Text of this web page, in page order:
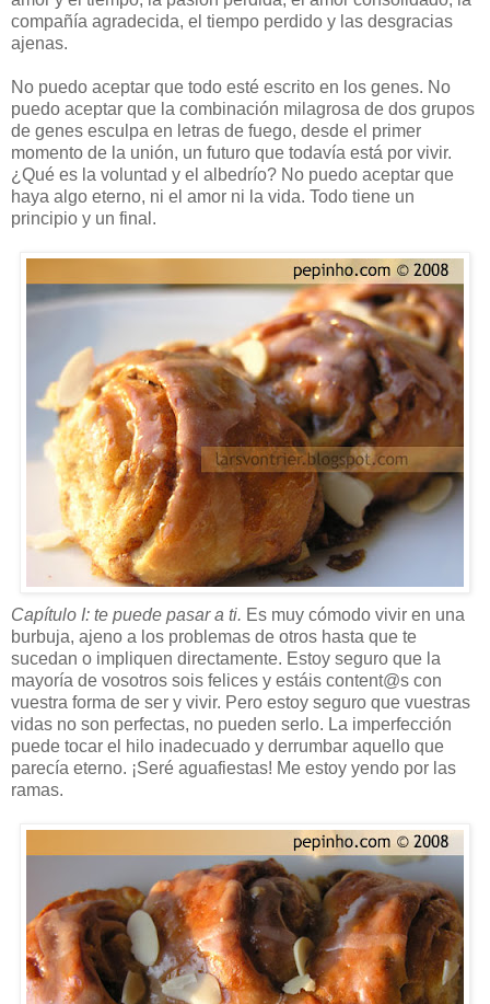
compañía agradecida, el tiempo perdido y las desgracias
ajenas.
No puedo aceptar que todo esté escrito en los genes. No
puedo aceptar que la combinación milagrosa de dos grupos
de genes esculpa en letras de fuego, desde el primer
momento de la unión, un futuro que todavía está por vivir.
¿Qué es la voluntad y el albedrío? No puedo aceptar que
haya algo eterno, ni el amor ni la vida. Todo tiene un
principio y un final.
Capítulo I: te puede pasar a ti. Es muy cómodo vivir en una
burbuja, ajeno a los problemas de otros hasta que te
sucedan o impliquen directamente. Estoy seguro que la
mayoría de vosotros sois felices y estáis content@s con
vuestra forma de ser y vivir. Pero estoy seguro que vuestras
vidas no son perfectas, no pueden serlo. La imperfección
puede tocar el hilo inadecuado y derrumbar aquello que
parecía eterno. ¡Seré aguafiestas! Me estoy yendo por las
ramas.